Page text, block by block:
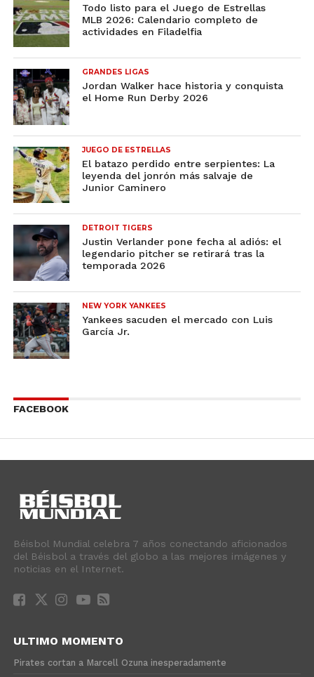
Todo listo para el Juego de Estrellas
MLB 2026: Calendario completo de
actividades en Filadelfia
GRANDES LIGAS
Jordan Walker hace historia y conquista
el Home Run Derby 2026
JUEGO DE ESTRELLAS
El batazo perdido entre serpientes: La
leyenda del jonrón más salvaje de
Junior Caminero
DETROIT TIGERS
Justin Verlander pone fecha al adiós: el
legendario pitcher se retirará tras la
temporada 2026
NEW YORK YANKEES
Yankees sacuden el mercado con Luis
García Jr.
FACEBOOK
Béisbol Mundial celebra 7 años conectando aficionados
del Béisbol a través del globo a las mejores imágenes y
noticias en el Internet.
ULTIMO MOMENTO
Pirates cortan a Marcell Ozuna inesperadamente